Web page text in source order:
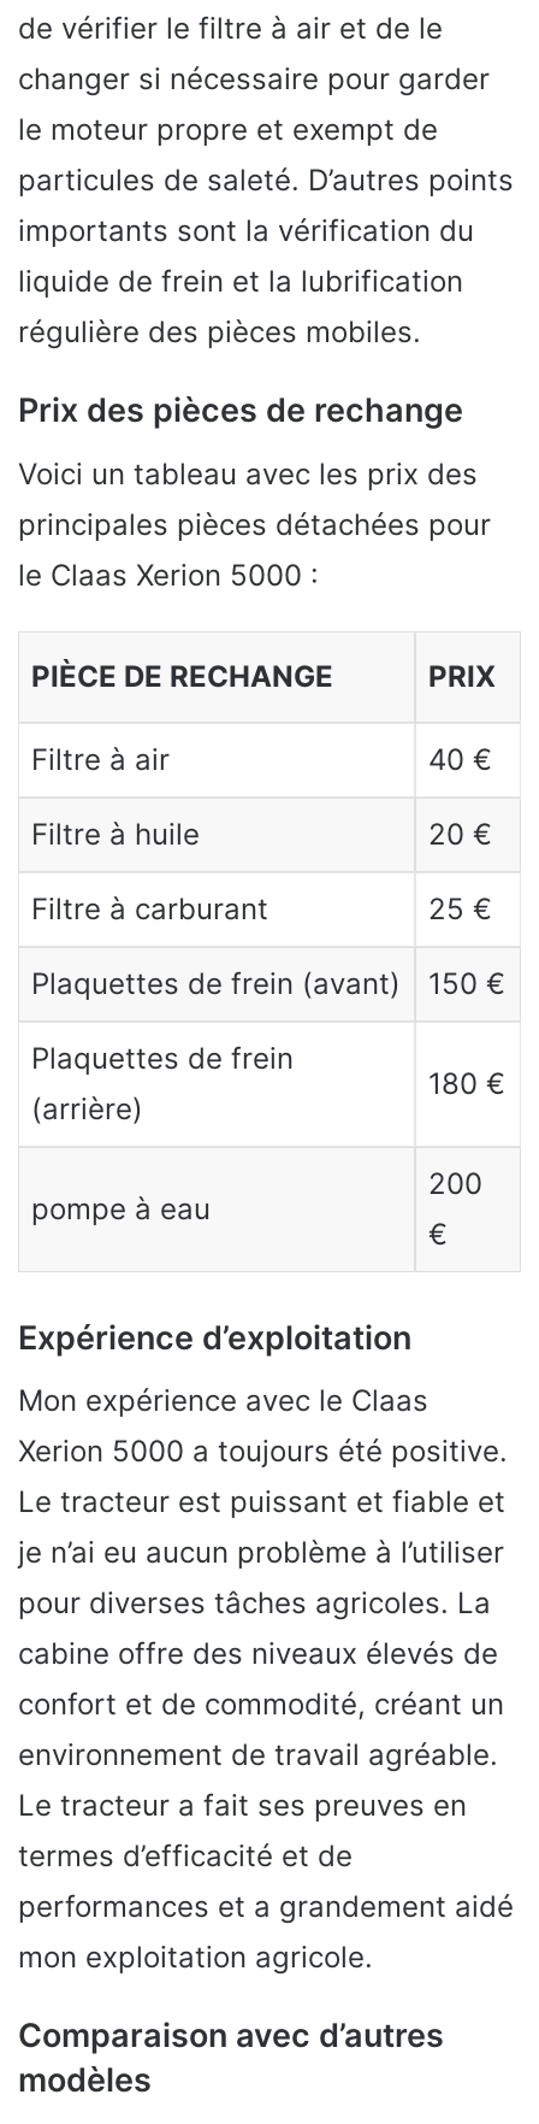
de vérifier le filtre à air et de le
changer si nécessaire pour garder
le moteur propre et exempt de
particules de saleté. D’autres points
importants sont la vérification du
liquide de frein et la lubrification
régulière des pièces mobiles.
Prix des pièces de rechange
Voici un tableau avec les prix des
principales pièces détachées pour
le Claas Xerion 5000 :
PIÈCE DE RECHANGE PRIX
Filtre à air 40 €
Filtre à huile 20 €
Filtre à carburant 25 €
Plaquettes de frein (avant) 150 €
Plaquettes de frein
(arrière)
180 €
pompe à eau
200
€
Expérience d’exploitation
Mon expérience avec le Claas
Xerion 5000 a toujours été positive.
Le tracteur est puissant et fiable et
je n’ai eu aucun problème à l’utiliser
pour diverses tâches agricoles. La
cabine offre des niveaux élevés de
confort et de commodité, créant un
environnement de travail agréable.
Le tracteur a fait ses preuves en
termes d’efficacité et de
performances et a grandement aidé
mon exploitation agricole.
Comparaison avec d’autres
modèles